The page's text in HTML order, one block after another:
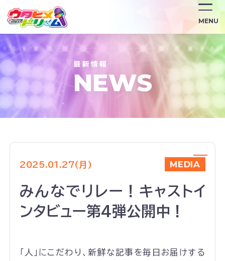
MENU
NEWS
2025.01.27(月) MEDIA
みんなでリレー！キャストイ
ンタビュー第4弾公開中！
「人」にこだわり、新鮮な記事を毎日お届けする